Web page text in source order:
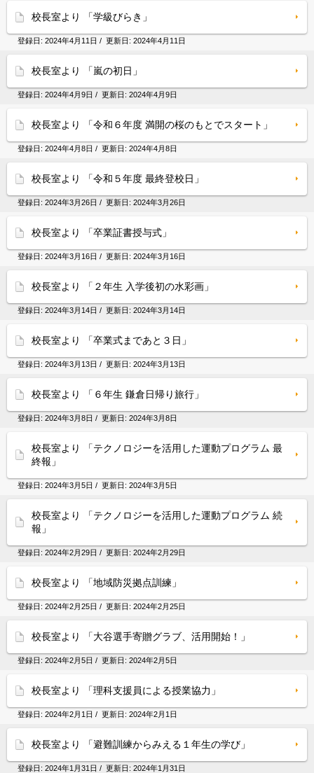
校長室より 「学級びらき」
登録日: 2024年4月11日 / 更新日: 2024年4月11日
校長室より 「嵐の初日」
登録日: 2024年4月9日 / 更新日: 2024年4月9日
校長室より 「令和６年度 満開の桜のもとでスタート」
登録日: 2024年4月8日 / 更新日: 2024年4月8日
校長室より 「令和５年度 最終登校日」
登録日: 2024年3月26日 / 更新日: 2024年3月26日
校長室より 「卒業証書授与式」
登録日: 2024年3月16日 / 更新日: 2024年3月16日
校長室より 「２年生 入学後初の水彩画」
登録日: 2024年3月14日 / 更新日: 2024年3月14日
校長室より 「卒業式まであと３日」
登録日: 2024年3月13日 / 更新日: 2024年3月13日
校長室より 「６年生 鎌倉日帰り旅行」
登録日: 2024年3月8日 / 更新日: 2024年3月8日
校長室より 「テクノロジーを活用した運動プログラム 最
終報」
登録日: 2024年3月5日 / 更新日: 2024年3月5日
校長室より 「テクノロジーを活用した運動プログラム 続
報」
登録日: 2024年2月29日 / 更新日: 2024年2月29日
校長室より 「地域防災拠点訓練」
登録日: 2024年2月25日 / 更新日: 2024年2月25日
校長室より 「大谷選手寄贈グラブ、活用開始！」
登録日: 2024年2月5日 / 更新日: 2024年2月5日
校長室より 「理科支援員による授業協力」
登録日: 2024年2月1日 / 更新日: 2024年2月1日
校長室より 「避難訓練からみえる１年生の学び」
登録日: 2024年1月31日 / 更新日: 2024年1月31日